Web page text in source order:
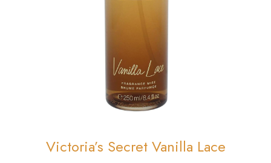
Victoria’s Secret Vanilla Lace